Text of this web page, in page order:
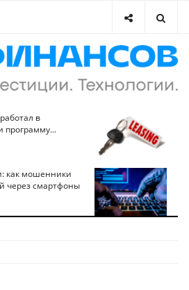
в
программу...
как мошенники
через смартфоны